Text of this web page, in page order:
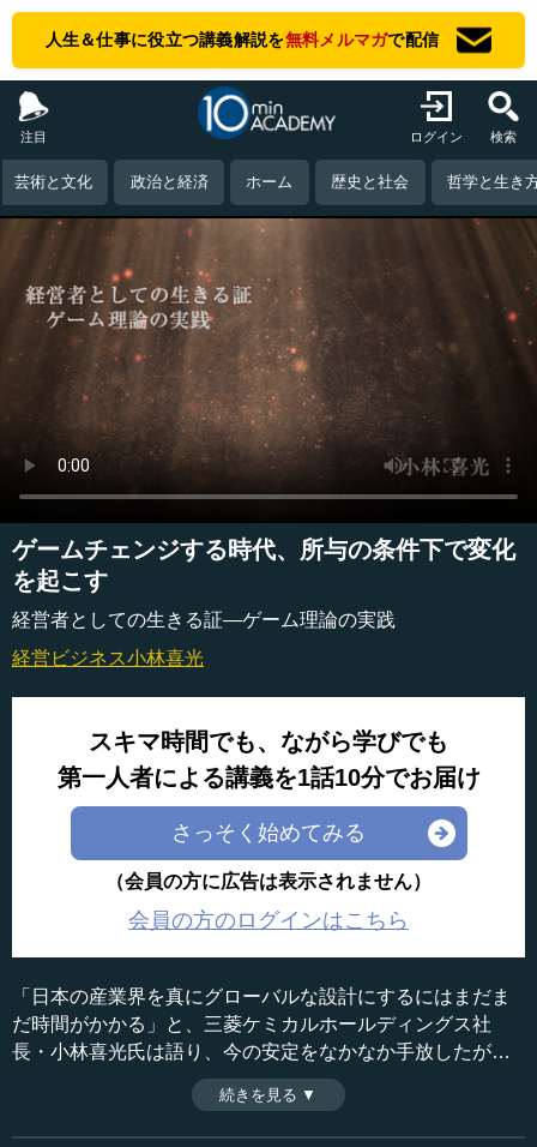
人生＆仕事に役立つ講義解説を無料メルマガで配信
注目 ログイン 検索
芸術と文化 政治と経済 ホーム 歴史と社会 哲学と生き
ゲームチェンジする時代、所与の条件下で変化
を起こす
経営者としての生きる証―ゲーム理論の実践
経営ビジネス小林喜光
スキマ時間でも、ながら学びでも
第一人者による講義を1話10分でお届け
さっそく始めてみる
（会員の方に広告は表示されません）
会員の方のログインはこちら
「日本の産業界を真にグローバルな設計にするにはまだま
だ時間がかかる」と、三菱ケミカルホールディングス社
長・小林喜光氏は語り、今の安定をなかなか手放したがら
ない業界、経営者に厳しい目を向ける。その小林氏をし
て、困難だらけの社長業を続けさせようとする原点となる
ものは何なのか？化学業界、ひいては日本の産業界をけん
収録日：2014年9月1日
続きを見る ▼